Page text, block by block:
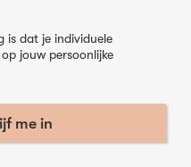
is dat je individuele
jouw persoonlijke
me in